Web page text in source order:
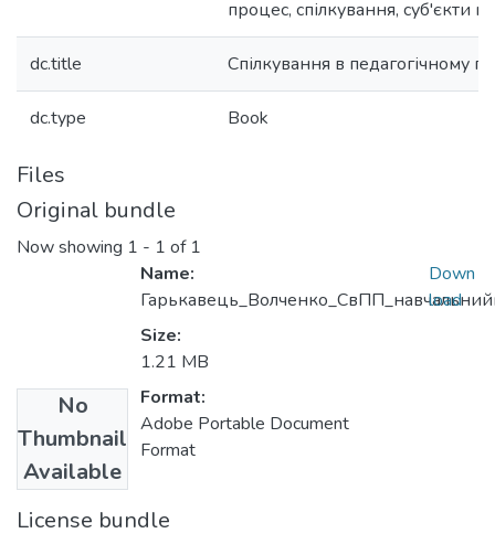
процес, спілкування, суб'єкти
dc.title Спілкування в педагогічному
dc.type Book
Files
Original bundle
Now showing 1 - 1 of 1
No
Thumbnail
Available
Name:
Size:
1.21 MB
Format:
Adobe Portable Document
Format
Down
load
License bundle